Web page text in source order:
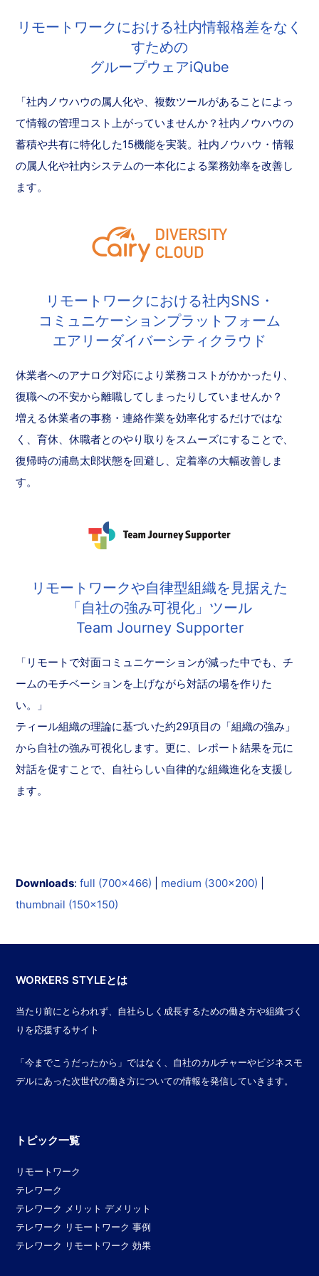
リモートワークにおける社内情報格差をなく
すための
グループウェアiQube
「社内ノウハウの属人化や、複数ツールがあることによっ
て情報の管理コスト上がっていませんか？社内ノウハウの
蓄積や共有に特化した15機能を実装。社内ノウハウ・情報
の属人化や社内システムの一本化による業務効率を改善し
ます。
リモートワークにおける社内SNS・
コミュニケーションプラットフォーム
エアリーダイバーシティクラウド
休業者へのアナログ対応により業務コストがかかったり、
復職への不安から離職してしまったりしていませんか？
増える休業者の事務・連絡作業を効率化するだけではな
く、育休、休職者とのやり取りをスムーズにすることで、
復帰時の浦島太郎状態を回避し、定着率の大幅改善しま
す。
リモートワークや自律型組織を見据えた
「自社の強み可視化」ツール
Team Journey Supporter
「リモートで対面コミュニケーションが減った中でも、チ
ームのモチベーションを上げながら対話の場を作りた
い。」
ティール組織の理論に基づいた約29項目の「組織の強み」
から自社の強み可視化します。更に、レポート結果を元に
対話を促すことで、自社らしい自律的な組織進化を支援し
ます。
Downloads:full (700x466) medium (300x200)
thumbnail (150x150)
WORKERS STYLEとは
当たり前にとらわれず、自社らしく成長するための働き方や組織づく
りを応援するサイト
「今までこうだったから」ではなく、自社のカルチャーやビジネスモ
デルにあった次世代の働き方についての情報を発信していきます。
トピック一覧
リモートワーク
テレワーク
テレワーク メリット デメリット
テレワーク リモートワーク 事例
テレワーク リモートワーク 効果